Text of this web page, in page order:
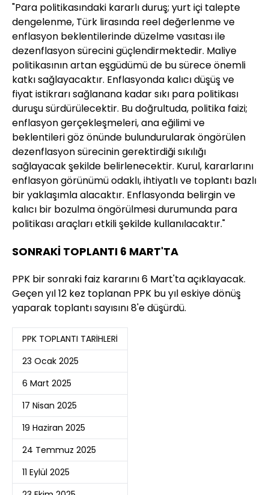
"Para politikasındaki kararlı duruş; yurt içi talepte
dengelenme, Türk lirasında reel değerlenme ve
enflasyon beklentilerinde düzelme vasıtası ile
dezenflasyon sürecini güçlendirmektedir. Maliye
politikasının artan eşgüdümü de bu sürece önemli
katkı sağlayacaktır. Enflasyonda kalıcı düşüş ve
fiyat istikrarı sağlanana kadar sıkı para politikası
duruşu sürdürülecektir. Bu doğrultuda, politika faizi;
enflasyon gerçekleşmeleri, ana eğilimi ve
beklentileri göz önünde bulundurularak öngörülen
dezenflasyon sürecinin gerektirdiği sıkılığı
sağlayacak şekilde belirlenecektir. Kurul, kararlarını
enflasyon görünümü odaklı, ihtiyatlı ve toplantı bazlı
bir yaklaşımla alacaktır. Enflasyonda belirgin ve
kalıcı bir bozulma öngörülmesi durumunda para
politikası araçları etkili şekilde kullanılacaktır."
SONRAKİ TOPLANTI 6 MART'TA
PPK bir sonraki faiz kararını 6 Mart'ta açıklayacak.
Geçen yıl 12 kez toplanan PPK bu yıl eskiye dönüş
yaparak toplantı sayısını 8'e düşürdü.
PPK TOPLANTI TARİHLERİ
23 Ocak 2025
6 Mart 2025
17 Nisan 2025
19 Haziran 2025
24 Temmuz 2025
11 Eylül 2025